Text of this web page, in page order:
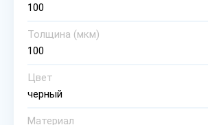
100
Толщина (мкм)
100
Цвет
черный
Материал